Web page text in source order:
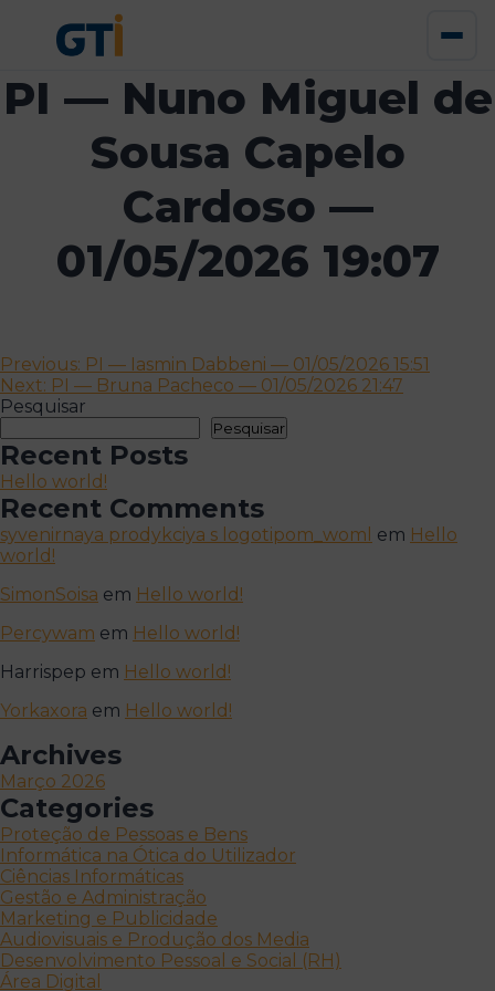
PI — Nuno Miguel de
Sousa Capelo
Cardoso —
01/05/2026 19:07
Navegação
de
artigos
Previous: PI — Iasmin Dabbeni — 01/05/2026 15:51
Next: PI — Bruna Pacheco — 01/05/2026 21:47
Pesquisar
Pesquisar
Recent Posts
Hello world!
Recent Comments
syvenirnaya prodykciya s logotipom_woml em Hello
world!
SimonSoisa em Hello world!
Percywam em Hello world!
Harrispep em Hello world!
Yorkaxora em Hello world!
Archives
Março 2026
Categories
Proteção de Pessoas e Bens
Informática na Ótica do Utilizador
Ciências Informáticas
Gestão e Administração
Marketing e Publicidade
Audiovisuais e Produção dos Media
Desenvolvimento Pessoal e Social (RH)
Área Digital